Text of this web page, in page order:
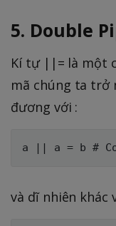
5. Double
Kí tự ||= là một
mã chúng ta trở
đương với :
và dĩ nhiên